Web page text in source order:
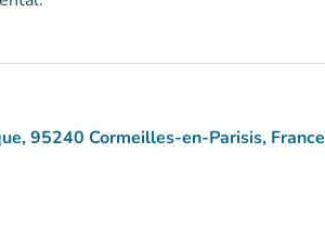
95240 Cormeilles-en-Parisis, France
en Google Maps)
pestaña)